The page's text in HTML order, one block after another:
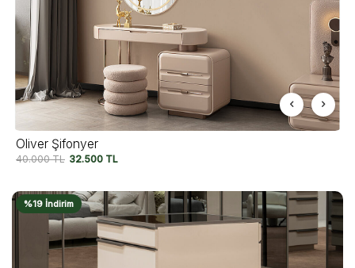
Oliver Şifonyer
40.000TL 32.500 TL
%19 İndirim